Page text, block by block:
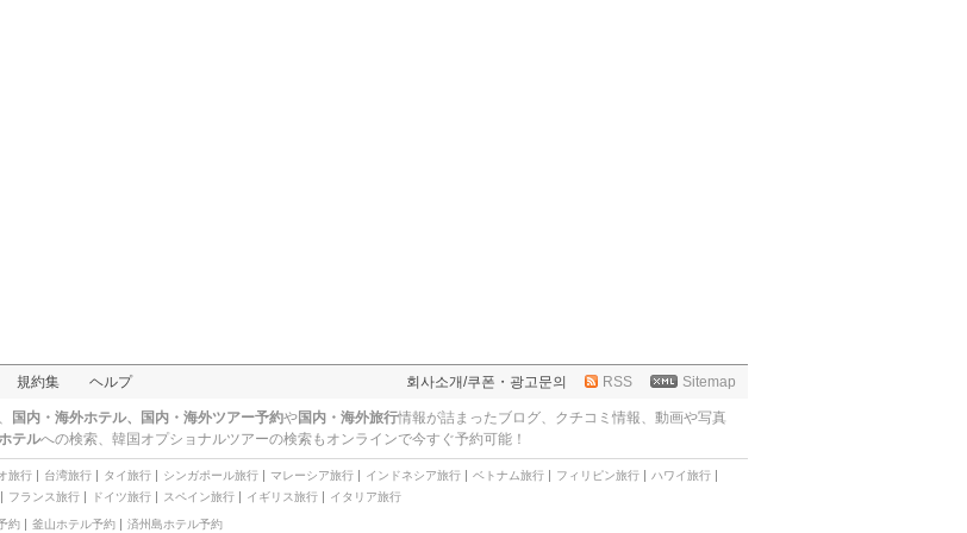
規約集 ヘルプ 회사소개/쿠폰・광고문의 RSS Sitemap
国内・海外ホテル、国内・海外ツアー予約や国内・海外旅行情報が詰まったブログ、クチコミ情報、動画や写真
テルへの検索、 韓国オプショナルツアーの検索もオンラインで今すぐ予約可能！
旅行 台湾旅行 タイ旅行 シンガポール旅行 マレーシア旅行 インドネシア旅行 ベトナム旅行 フィリピン旅行
ハワイ旅行
フランス旅行 ドイツ旅行 スペイン旅行 イギリス旅行 イタリア旅行
約 釜山ホテル予約 済州島ホテル予約